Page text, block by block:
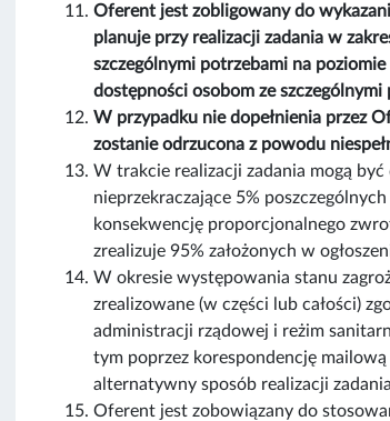
Oferent jest zobligowany do
planuje przy realizacji zadania w
szczególnymi potrzebami na
dostępności osobom ze
W przypadku nie dopełnienia przez
zostanie odrzucona z powodu
W trakcie realizacji zadania mogą
nieprzekraczające 5%
konsekwencję proporcjonalnego
zrealizuje 95% założonych w
W okresie występowania stanu
zrealizowane (w części lub całości)
administracji rządowej i reżim
tym poprzez korespondencję
alternatywny sposób realizacji
Oferent jest zobowiązany do